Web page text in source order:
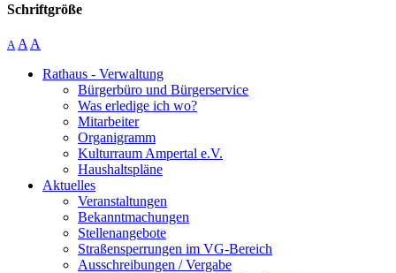
Schriftgröße
A A A
Rathaus - Verwaltung
Bürgerbüro und Bürgerservice
Was erledige ich wo?
Mitarbeiter
Organigramm
Kulturraum Ampertal e.V.
Haushaltspläne
Aktuelles
Veranstaltungen
Bekanntmachungen
Stellenangebote
Straßensperrungen im VG-Bereich
Ausschreibungen / Vergabe